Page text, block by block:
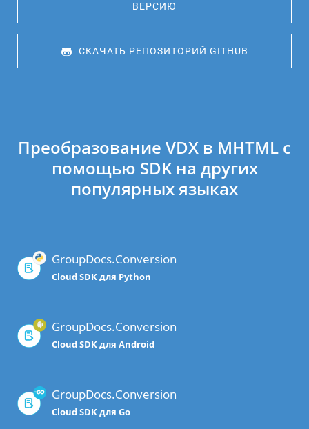
ВЕРСИЮ
СКАЧАТЬ РЕПОЗИТОРИЙ GITHUB
Преобразование VDX в MHTML с
помощью SDK на других
популярных языках
GroupDocs.Conversion
Cloud SDK для Python
GroupDocs.Conversion
Cloud SDK для Android
GroupDocs.Conversion
Cloud SDK для Go